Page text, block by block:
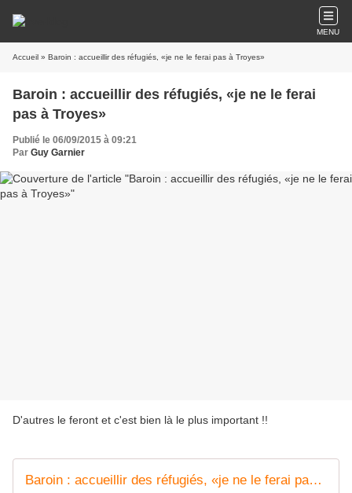
MENU
Accueil » Baroin : accueillir des réfugiés, «je ne le ferai pas à Troyes»
Baroin : accueillir des réfugiés, «je ne le ferai
pas à Troyes»
Publié le 06/09/2015 à 09:21
Par Guy Garnier
D'autres le feront et c'est bien là le plus important !!
Baroin : accueillir des réfugiés, «je ne le ferai pas à Troyes»